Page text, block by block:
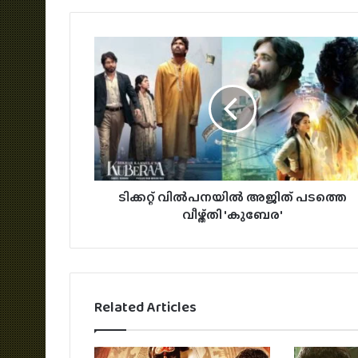
ടിക്കറ്റ് വിൽപനയിൽ അജിത് പടത്തെ
വീഴ്ത്തി 'കുബേര'
Related Articles